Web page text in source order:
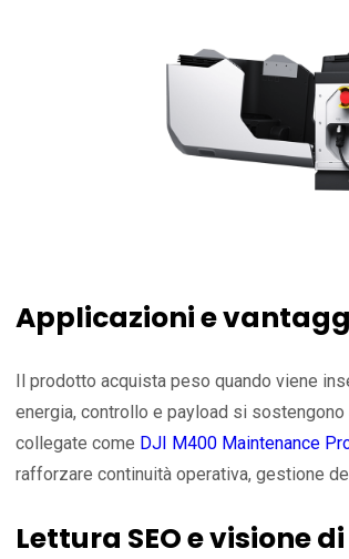
Applicazioni e
Il prodotto acquista peso quando viene
energia, controllo e payload si
collegate come DJI M400 Maintenance
rafforzare continuità operativa, gestione
Lettura SEO e visione